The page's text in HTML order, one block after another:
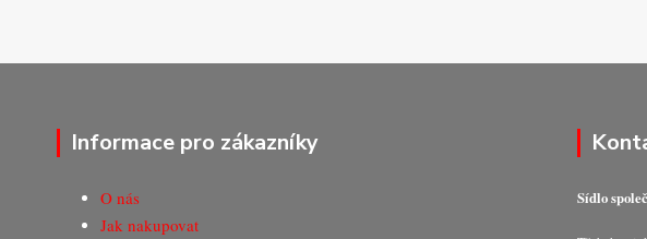
Informace pro zákazníky
O nás
Jak nakupovat
Sídlo